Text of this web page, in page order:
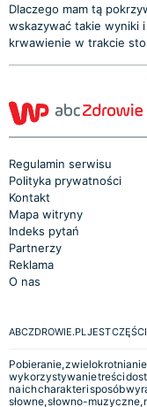
Dlaczego mam tą
wskazywać takie wyniki i
krwawienie w trakcie
Regulamin serwisu
Polityka prywatności
Kontakt
Mapa witryny
Indeks pytań
Partnerzy
Reklama
O nas
ABCZDROWIE.PL JEST
Pobieranie,
wykorzystywanie treści
na ich charakter i sposób
słowne, słowno-